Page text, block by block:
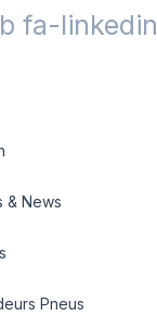
fa-linkedin
& News
Pneus